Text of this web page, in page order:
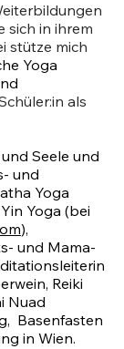
sich in ihrem
stütze mich
Yoga
als
Seele und
und
Yoga
Yoga (bei
),
und Mama-
Reiki
Nuad
Basenfasten
in Wien.